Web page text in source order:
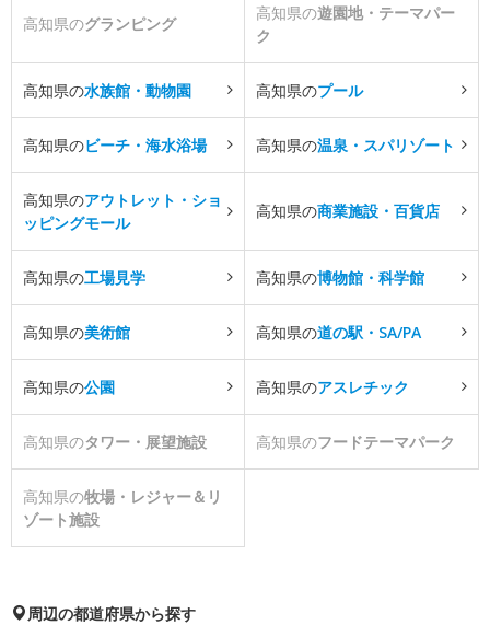
高知県のグランピング
高知県の遊園地・テーマパー
ク
高知県の水族館・動物園 高知県のプール
高知県のビーチ・海水浴場 高知県の温泉・スパリゾート
高知県のアウトレット・ショ
ッピングモール
高知県の商業施設・百貨店
高知県の工場見学 高知県の博物館・科学館
高知県の美術館 高知県の道の駅・SA/PA
高知県の公園 高知県のアスレチック
高知県のタワー・展望施設 高知県のフードテーマパーク
高知県の牧場・レジャー＆リ
ゾート施設
周辺の都道府県から探す